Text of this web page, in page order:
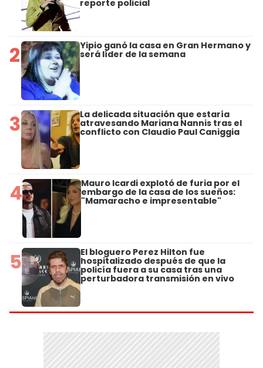
reporte policial
2 Yipio ganó la casa en Gran Hermano y
será líder de la semana
3 La delicada situación que estaría
atravesando Mariana Nannis tras el
conflicto con Claudio Paul Caniggia
4 Mauro Icardi explotó de furia por el
embargo de la casa de los sueños:
"Mamaracho e impresentable"
5 El bloguero Perez Hilton fue
hospitalizado después de que la
policía fuera a su casa tras una
perturbadora transmisión en vivo